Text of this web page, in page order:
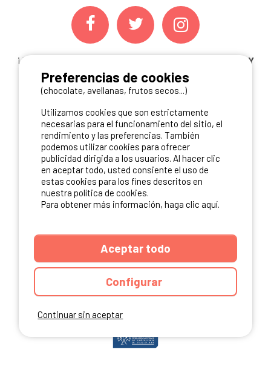
¡ Y NO TE PIERDAS NUESTRAS
OFERTAS, CONCURSOS Y
NOVEDADESINSCRIBIÉNDOTE A NUESTRA
NEWSLETTER!
ME INSCRIBO
NUESTROS PARTNERS
Continuar sin aceptar
Preferencias de cookies
(chocolate, avellanas, frutos secos...)
Utilizamos cookies que son estrictamente
necesarias para el funcionamiento del sitio, el
rendimiento y las preferencias. También
podemos utilizar cookies para ofrecer
publicidad dirigida a los usuarios. Al hacer clic
en aceptar todo, usted consiente el uso de
estas cookies para los fines descritos en
nuestra política de cookies.
Para obtener más información, haga clic aquí.
Aceptar todo
Configurar